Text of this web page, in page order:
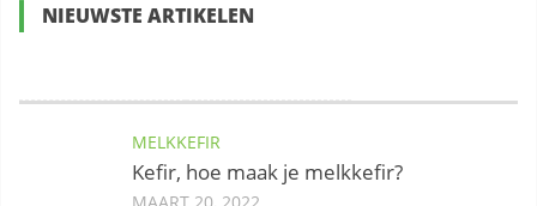
NIEUWSTE ARTIKELEN
MELKKEFIR
Kefir, hoe maak je melkkefir?